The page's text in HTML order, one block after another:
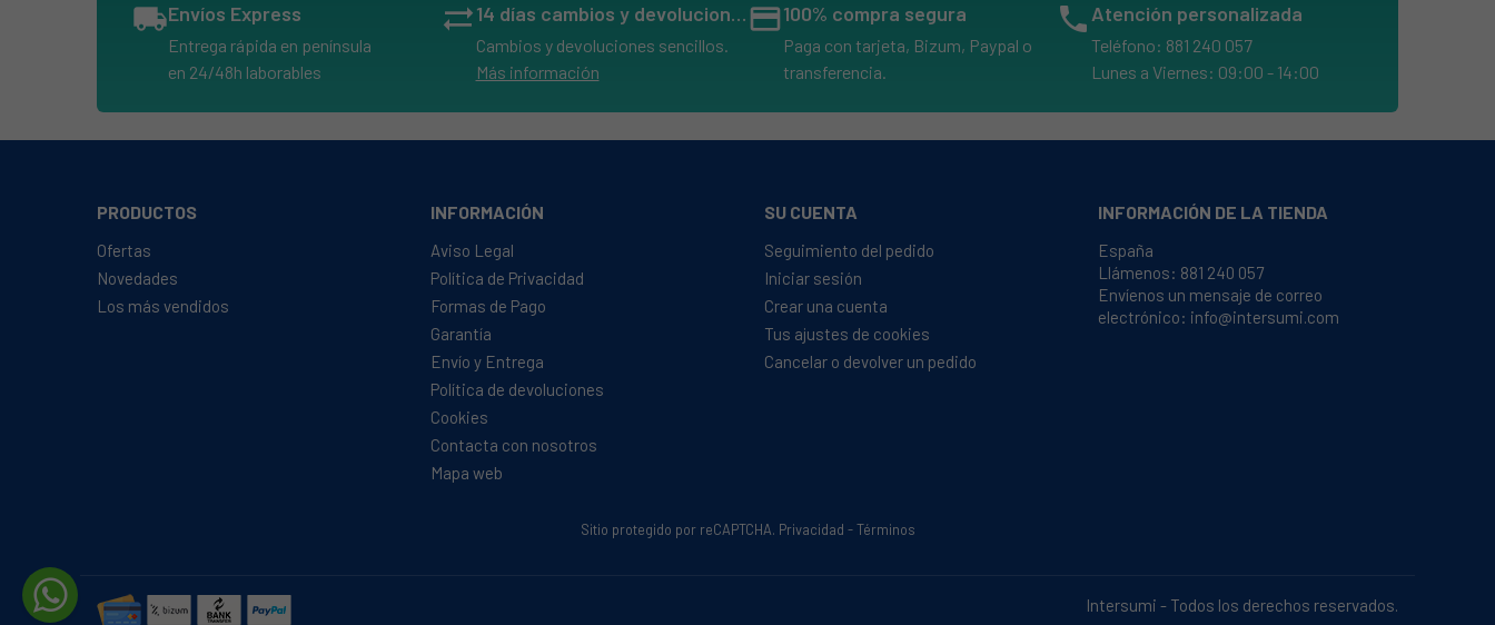
ARCELIK, 9631 HS
ARCELIK, 9640 H
ARCELIK, FSM52120DW
ARCELIK, GEZST 77000 X
ARCELIK, SAHA TESTI 2-T50X60-MUL-4S-BEY
BEKO, 7701551238 BBIM13400XPSWE BEKO
local_shippingEnvíos Express
Entrega rápida en península
en 24/48h laborables
sync_alt 14 días cambios y devoluciones
Cambios y devoluciones sencillos.
Más información
credit_card100% compra segura
Paga con tarjeta, Bizum, Paypal o
transferencia.
phone Atención personalizada
Teléfono: 881 240 057
Lunes a Viernes: 09:00 - 14:00
PRODUCTOS
Ofertas
Novedades
Los más vendidos
INFORMACIÓN
Aviso Legal
Política de Privacidad
Formas de Pago
Garantía
Envío y Entrega
Política de devoluciones
Cookies
Contacta con nosotros
Mapa web
SU CUENTA
Seguimiento del pedido
Iniciar sesión
Crear una cuenta
Tus ajustes de cookies
Cancelar o devolver un pedido
INFORMACIÓN DE LA TIENDA
España
Llámenos: 881 240 057
Envíenos un mensaje de correo
electrónico: info@intersumi.com
Sitio protegido por reCAPTCHA. Privacidad -Términos
Intersumi - Todos los derechos reservados.